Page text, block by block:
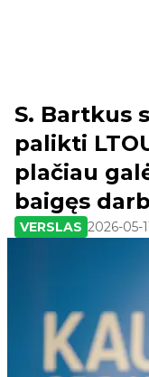
S. Bartkus
palikti
plačiau
baigęs
VERSLAS 2026-05-